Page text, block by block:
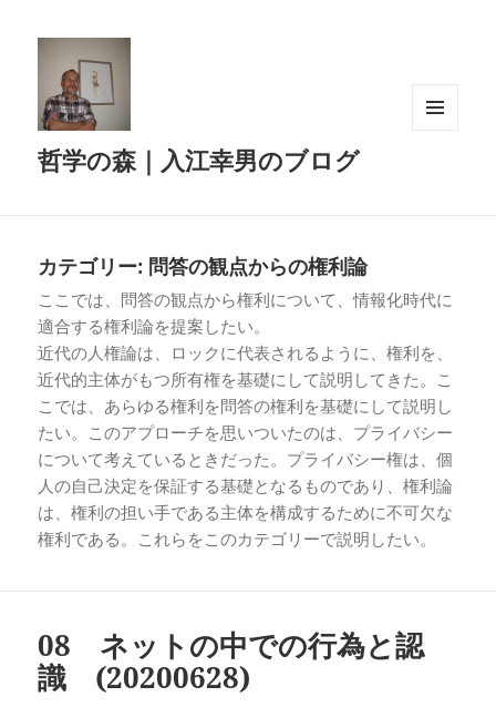
哲学の森｜入江幸男のブログ
カテゴリー: 問答の観点からの権利論
ここでは、問答の観点から権利について、情報化時代に
適合する権利論を提案したい。
近代の人権論は、ロックに代表されるように、権利を、
近代的主体がもつ所有権を基礎にして説明してきた。こ
こでは、あらゆる権利を問答の権利を基礎にして説明し
たい。このアプローチを思いついたのは、プライバシー
について考えているときだった。プライバシー権は、個
人の自己決定を保証する基礎となるものであり、権利論
は、権利の担い手である主体を構成するために不可欠な
権利である。これらをこのカテゴリーで説明したい。
08 ネットの中での行為と認
識 (20200628)